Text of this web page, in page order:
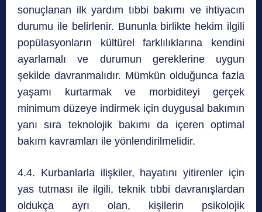
sonuçlanan ilk yardım tıbbi bakımı ve ihtiyacın
durumu ile belirlenir. Bununla birlikte hekim ilgili
popülasyonların kültürel farklılıklarına kendini
ayarlamalı ve durumun gereklerine uygun
şekilde davranmalıdır. Mümkün olduğunca fazla
yaşamı kurtarmak ve morbiditeyi gerçek
minimum düzeye indirmek için duygusal bakımın
yanı sıra teknolojik bakımı da içeren optimal
bakım kavramları ile yönlendirilmelidir.
4.4. Kurbanlarla ilişkiler, hayatını yitirenler için
yas tutması ile ilgili, teknik tıbbi davranışlardan
oldukça ayrı olan, kişilerin psikolojik